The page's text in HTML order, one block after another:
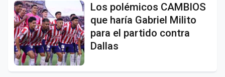
Los polémicos CAMBIOS
que haría Gabriel Milito
para el partido contra
Dallas